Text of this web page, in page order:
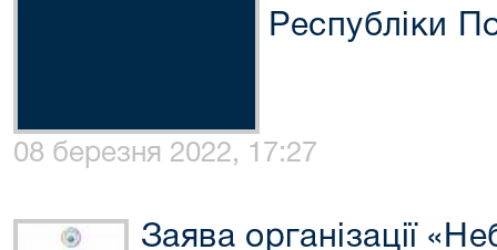
Республіки
08 березня 2022, 17:27
Заява організації